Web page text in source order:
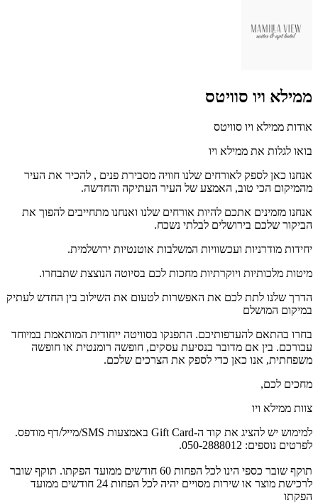
ממילא ויו סוויטס
אודות ממילא ויו סוויטס
בואו לגלות את ממילא ויו
אנחנו כאן לספק לאורחים שלנו חוויה מסבירת פנים , להכיר את העיר
מהמיקום הכי טוב, האמצע של העיר העתיקה והחדשה.
אנחנו מזמינים אתכם להיות אורחים שלנו ואנחנו מתחייבים להפוך את
הביקור שלכם בירושלים לבלתי נשכח.
יחידות מודרניות ועכשוויות המשלבות אוטנטיות ירושלמית.
מיטות מלכותיות ויוקרתיות מחכות לכם בסיוטה הנוצצת שתבחרו.
הדרך שלנו לתת לכם את האפשרות לטעום את השילוב בין החדש לעתיק
במיקום המושלם
בחרו בהתאם להעדפותיכם. התפנקו בסוויטה ייחודית המותאמת במיוחד
עבורכם. בין אם מדובר בנסיעת עסקים, חופשה רומנטית או חופשה
משפחתית, אנו כאן כדי לספק את הצרכים שלכם.
מחכים לכם,
צוות ממילא ויו
למימוש יש להציג את קוד ה-Gift Card באמצעות SMS/מייל/דף מודפס.
לפרטים נוספים: 050-2888012.
תוקף שובר כספי הינו לכל הפחות 60 חודשים ממועד הפקתו. תוקף שובר
לרכישת מוצר או שירות מסויים יהיה לכל הפחות 24 חודשים ממועד
הפקתו